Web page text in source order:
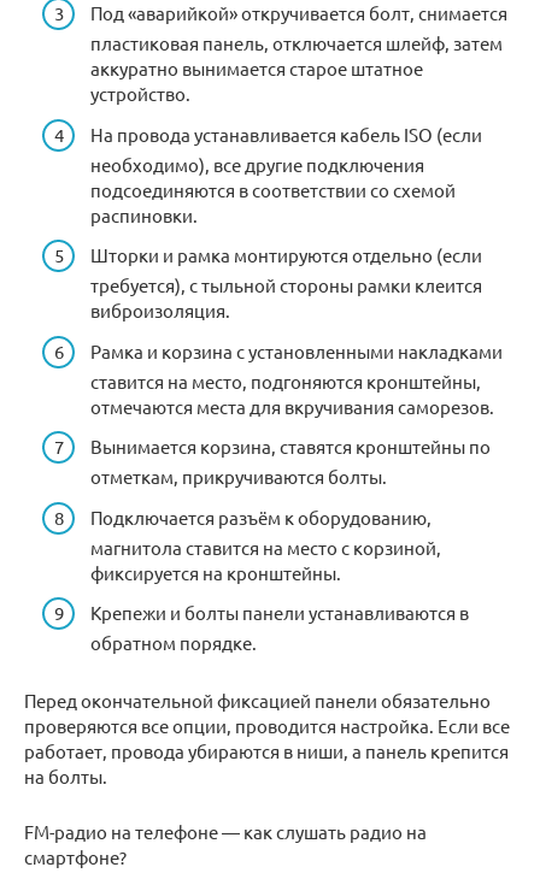
Под «аварийкой» откручивается болт, снимается
пластиковая панель, отключается шлейф, затем
аккуратно вынимается старое штатное
устройство.
На провода устанавливается кабель ISO (если
необходимо), все другие подключения
подсоединяются в соответствии со схемой
распиновки.
Шторки и рамка монтируются отдельно (если
требуется), с тыльной стороны рамки клеится
виброизоляция.
Рамка и корзина с установленными накладками
ставится на место, подгоняются кронштейны,
отмечаются места для вкручивания саморезов.
Вынимается корзина, ставятся кронштейны по
отметкам, прикручиваются болты.
Подключается разъём к оборудованию,
магнитола ставится на место с корзиной,
фиксируется на кронштейны.
Крепежи и болты панели устанавливаются в
обратном порядке.
Перед окончательной фиксацией панели обязательно
проверяются все опции, проводится настройка. Если все
работает, провода убираются в ниши, а панель крепится
на болты.
FM-радио на телефоне — как слушать радио на
смартфоне?